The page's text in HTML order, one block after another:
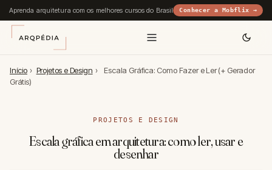
Aprenda arquitetura com os melhores cursos do Brasil Conhecer a Mobflix →
Início › Projetos e Design ›
Escala Gráfica: Como Fazer e Ler (+ Gerador
Grátis)
PROJETOS E DESIGN
Escala gráfica em arquitetura: como ler, usar e
desenhar